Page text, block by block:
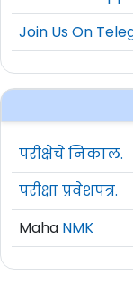
Join Us On
परीक्षेचे निकाल.
परीक्षा प्रवेशपत्र.
Maha NMK